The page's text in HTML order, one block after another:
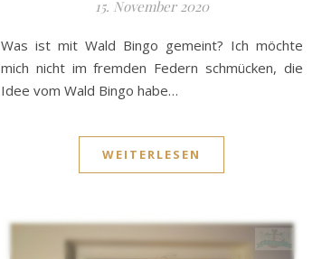
15. November 2020
Was ist mit Wald Bingo gemeint? Ich möchte
mich nicht im fremden Federn schmücken, die
Idee vom Wald Bingo habe…
WEITERLESEN